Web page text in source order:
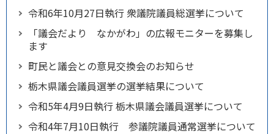
令和6年10月27日執行 衆議院議員総選挙について
「議会だより なかがわ」の広報モニターを募集し
ます
町民と議会との意見交換会のお知らせ
栃木県議会議員選挙の選挙結果について
令和5年4月9日執行 栃木県議会議員選挙について
令和4年7月10日執行 参議院議員通常選挙について